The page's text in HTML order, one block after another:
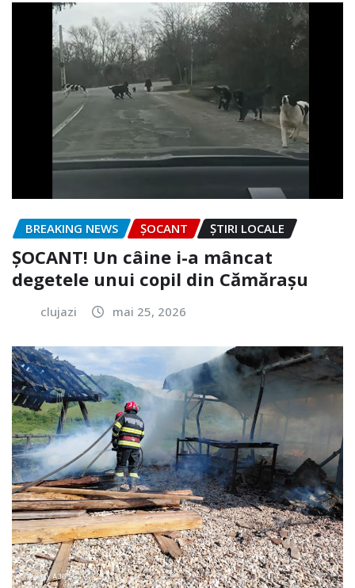
BREAKING NEWS ȘOCANT ȘTIRI LOCALE
ȘOCANT! Un câine i-a mâncat
degetele unui copil din Cămărașu
clujazi mai 25, 2026